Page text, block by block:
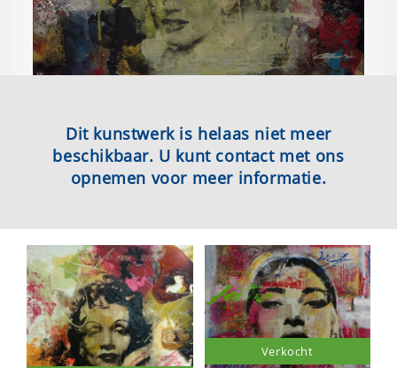
Dit kunstwerk is helaas niet meer
beschikbaar. U kunt contact met ons
opnemen voor meer informatie.
Verkocht